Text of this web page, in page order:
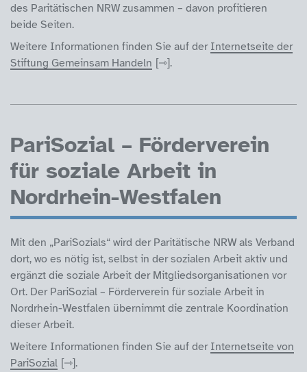
des Paritätischen NRW zusammen – davon profitieren
beide Seiten.
Weitere Informationen finden Sie auf der Internetseite der
Stiftung Gemeinsam Handeln
.
PariSozial – Förderverein
für soziale Arbeit in
Nordrhein-Westfalen
Mit den „PariSozials“ wird der Paritätische NRW als Verband
dort, wo es nötig ist, selbst in der sozialen Arbeit aktiv und
ergänzt die soziale Arbeit der Mitgliedsorganisationen vor
Ort. Der PariSozial – Förderverein für soziale Arbeit in
Nordrhein-Westfalen übernimmt die zentrale Koordination
dieser Arbeit.
Weitere Informationen finden Sie auf der Internetseite von
PariSozial
.